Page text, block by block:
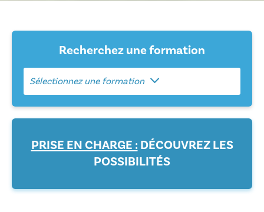
Recherchez une formation
Sélectionnez une formation
PRISE EN CHARGE :DÉCOUVREZ LES
POSSIBILITÉS